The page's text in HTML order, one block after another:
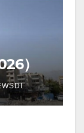
）